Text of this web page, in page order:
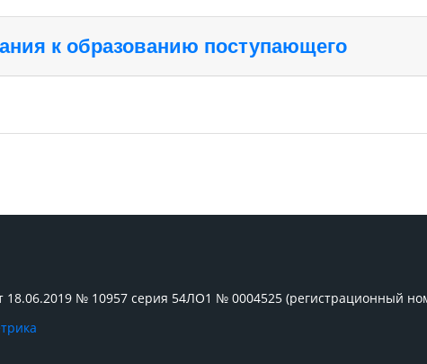
к образованию поступающего
18.06.2019 № 10957 серия 54ЛО1 № 0004525 (регистрационный